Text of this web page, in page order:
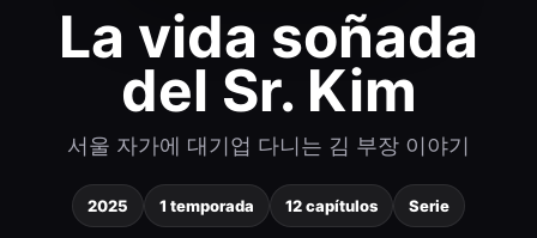
La vida soñada
del Sr. Kim
서울 자가에 대기업 다니는 김 부장 이야기
2025 1 temporada 12 capítulos Serie